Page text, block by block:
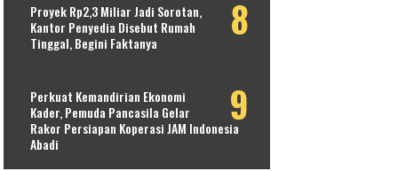
Proyek Rp2,3 Miliar Jadi Sorotan,
Kantor Penyedia Disebut Rumah
Tinggal, Begini Faktanya
Perkuat Kemandirian Ekonomi
Kader, Pemuda Pancasila Gelar
Rakor Persiapan Koperasi JAM Indonesia
Abadi